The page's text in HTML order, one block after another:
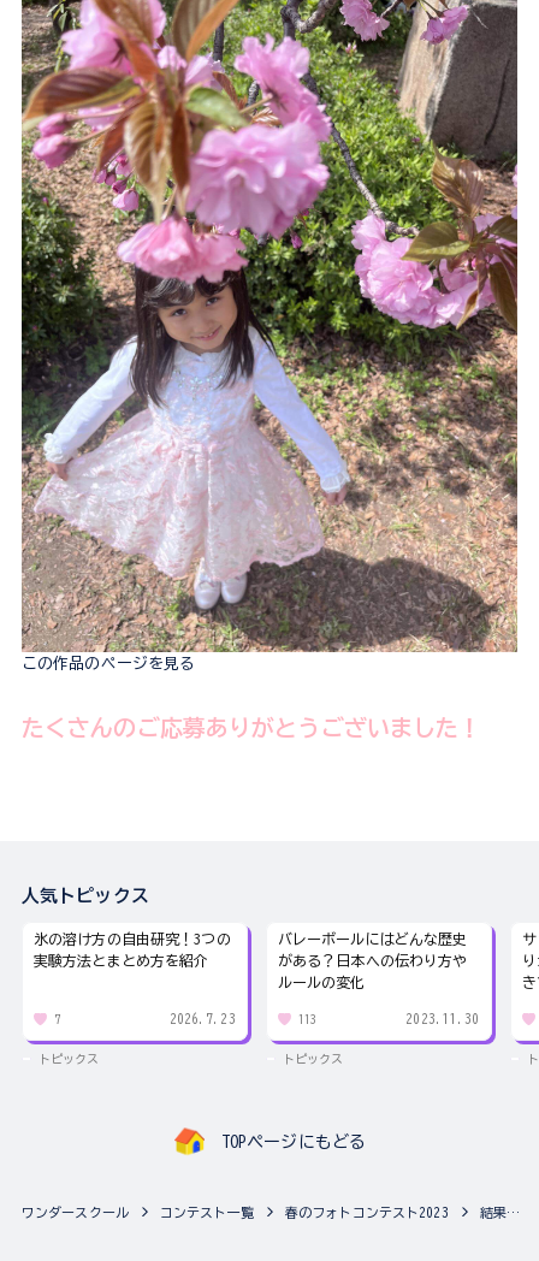
この作品のページを見る
たくさんのご応募ありがとうございました！
人気トピックス
氷の溶け方の自由研究！3つの
実験方法とまとめ方を紹介
7 2026.7.23
トピックス
バレーボールにはどんな歴史
がある？日本への伝わり方や
ルールの変化
113 2023.11.30
トピックス
TOPページにもどる
ワンダースクール コンテスト一覧 春のフォトコンテスト2023 結果発表